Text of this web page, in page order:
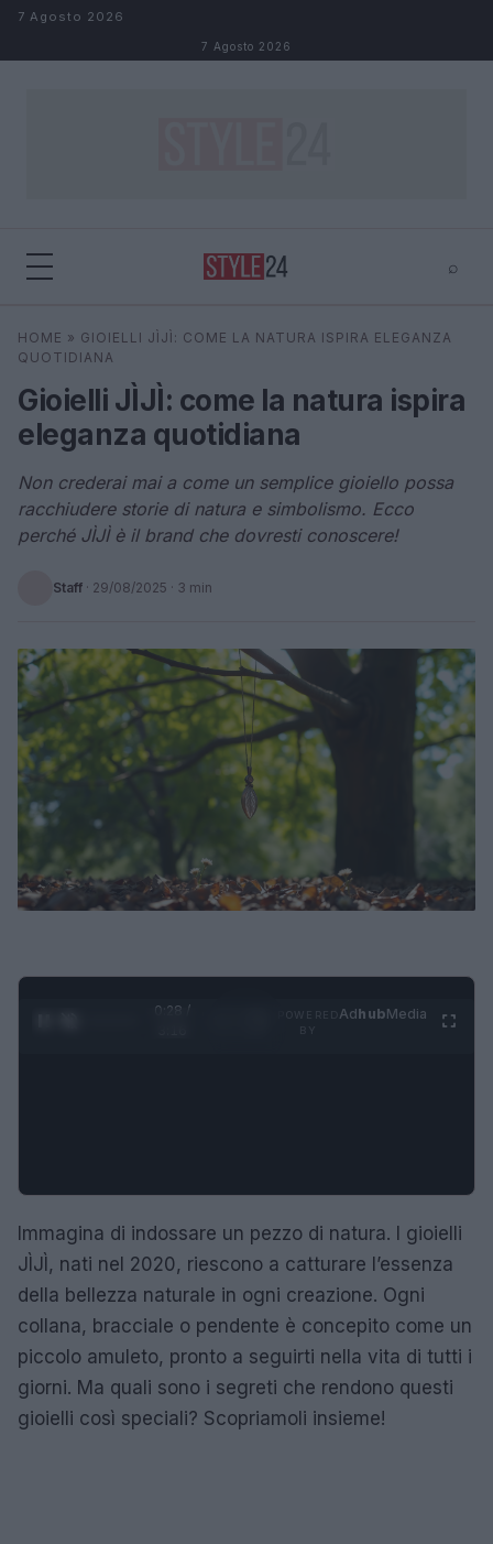
Salta al contenuto
7 Agosto 2026
7 Agosto 2026
⌕
Cerca ⌕ ×
HOME » GIOIELLI JÌJÌ: COME LA NATURA ISPIRA ELEGANZA
QUOTIDIANA
Gioielli JÌJÌ: come la natura ispira
eleganza quotidiana
Non crederai mai a come un semplice gioiello possa
racchiudere storie di natura e simbolismo. Ecco
perché JÌJÌ è il brand che dovresti conoscere!
Staff · 29/08/2025 · 3 min
0:29 /
AdhubMedia
Immagina di indossare un pezzo di natura. I gioielli
JÌJÌ, nati nel 2020, riescono a catturare l’essenza
della bellezza naturale in ogni creazione. Ogni
collana, bracciale o pendente è concepito come un
piccolo amuleto, pronto a seguirti nella vita di tutti i
giorni. Ma quali sono i segreti che rendono questi
gioielli così speciali? Scopriamoli insieme!